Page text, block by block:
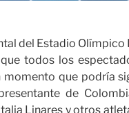
del Estadio Olímpico
todos los
momento que podría
de
Linares y otros